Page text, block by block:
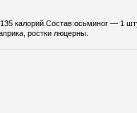
135 калорий.Состав:осьминог —
ростки люцерны.